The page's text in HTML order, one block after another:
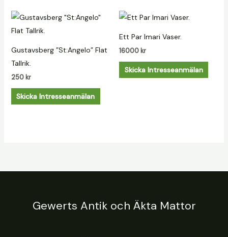
Gustavsberg ”St:Angelo” Flat
Tallrik.
250 kr
Skicka Intresseanmälan
Ett Par Imari Vaser.
16000 kr
Skicka Intresseanmälan
Gewerts Antik och Äkta Mattor